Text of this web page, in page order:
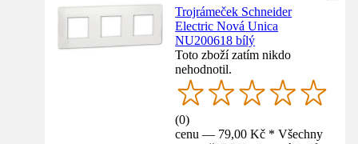
Trojrámeček Schneider
Electric Nová Unica
NU200618 bílý
Toto zboží zatím nikdo
nehodnotil.
(0)
cenu — 79,00 Kč * Všechny